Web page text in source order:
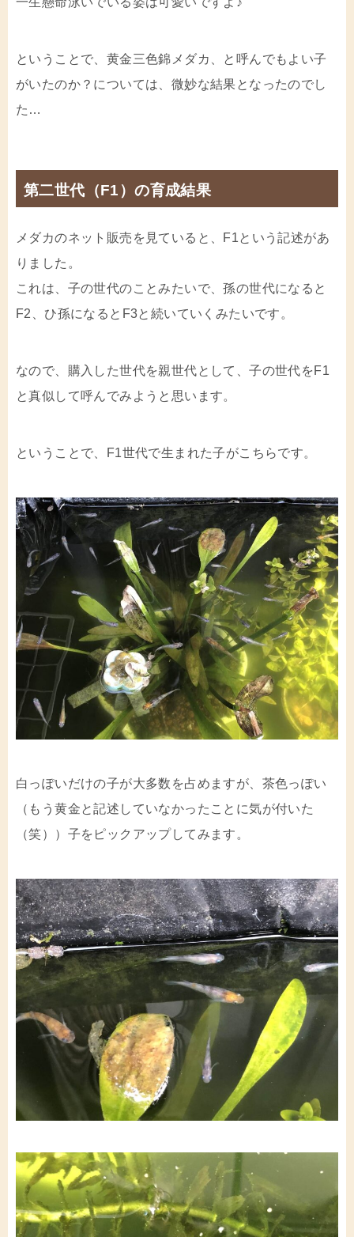
ということで、黄金三色錦メダカ、と呼んでもよい子
がいたのか？については、微妙な結果となったのでし
た…
第二世代（F1）の育成結果
メダカのネット販売を見ていると、F1という記述があ
りました。
これは、子の世代のことみたいで、孫の世代になると
F2、ひ孫になるとF3と続いていくみたいです。
なので、購入した世代を親世代として、子の世代をF1
と真似して呼んでみようと思います。
ということで、F1世代で生まれた子がこちらです。
白っぽいだけの子が大多数を占めますが、茶色っぽい
（もう黄金と記述していなかったことに気が付いた
（笑））子をピックアップしてみます。